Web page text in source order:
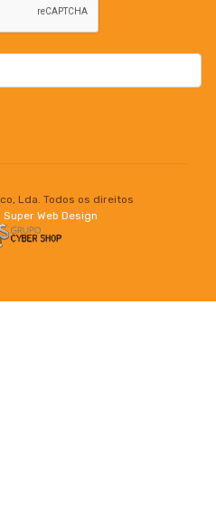
Lda. Todos os direitos
Super Web Design